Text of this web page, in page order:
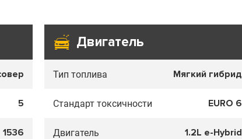
5
1536
Двигатель
Тип топлива Мягкий гибрид
Стандарт токсичности EURO 6
Двигатель 1.2L e-Hybrid